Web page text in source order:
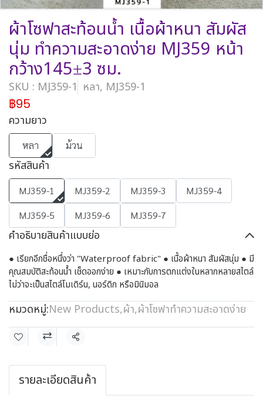
ผ้าโซฟาสะท้อนน้ำ เนื้อผ้าหนา สัมผัส
นุ่ม ทำความสะอาดง่าย MJ359 หน้า
กว้าง145±3 ซม.
SKU : MJ359-1 หลา, MJ359-1
฿95
ความยาว
หลา ม้วน
รหัสสินค้า
MJ359-1 MJ359-2 MJ359-3
MJ359-4
MJ359-5
MJ359-6 MJ359-7
คำอธิบายสินค้าแบบย่อ
● เรียกอีกชื่อหนึ่งว่า "Waterproof fabric" ● เนื้อผ้าหนา สัมผัสนุ่ม ● มี
คุณสมบัติสะท้อนน้ำ เช็ดออกง่าย ● เหมาะกับการตกแต่งในหลากหลายสไตล์
ไม่ว่าจะเป็นสไตล์โมเดิร์น, นอร์ดิก หรือมินิมอล
หมวดหมู่:New Products,ผ้า,ผ้าโซฟาทำความสะอาดง่าย
แชร์
รายละเอียดสินค้า